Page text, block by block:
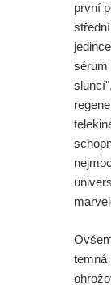
první
sérum
temná